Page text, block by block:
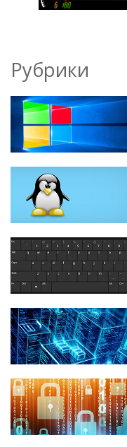
Рубрики